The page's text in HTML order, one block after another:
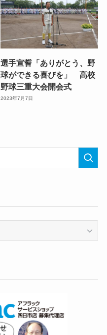
選手宣誓「ありがとう、野
球ができる喜びを」 高校
野球三重大会開会式
2023年7月7日